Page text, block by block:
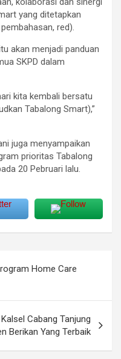
yang ditetapkan
red).
akan menjadi panduan
SKPD dalam
kita kembali bersatu
Tabalong Smart),”
juga menyampaikan
prioritas Tabalong
20 Pebruari lalu.
Home Care
Cabang Tanjung
Berikan Yang Terbaik